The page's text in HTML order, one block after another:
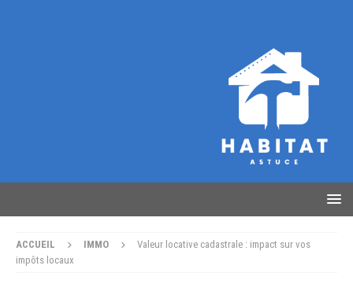
ACCUEIL IMMO
Valeur locative cadastrale : impact sur vos
impôts locaux